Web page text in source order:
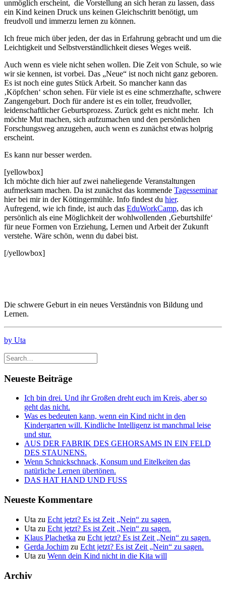
unmöglich erscheint, die Vorstellung an sich heran zu lassen, dass
ein Kind keinen Druck uns keinen Gleichschritt benötigt, um
freudvoll und immerzu lernen zu können.
Ich freue mich über jeden, der das in Erfahrung gebracht und um die
Leichtigkeit und Selbstverständlichkeit dieses Weges weiß.
Auch wenn es viele nicht sehen wollen. Die Zeit von Schule, so wie
wir sie kennen, ist vorbei. Das „Neue“ ist noch nicht ganz geboren.
Es ist noch eine gutes Stück Arbeit. So mancher kann das
‚Köpfchen‘ schon sehen. Für viele ist es eine schmerzhafte, schwere
Zangengeburt. Doch für andere ist es ein toller, freudvoller,
leidenschaftlicher Geburtsprozess. Zurück geht es nicht mehr. Ich
möchte Mut machen, sich aufzumachen und den persönlichen
Forschungsweg anzugehen, auch wenn es zunächst etwas holprig
erscheint.
Es kann nur besser werden.
[yellowbox]
Ich möchte dich hier auf zwei naheliegende Veranstaltungen
aufmerksam machen. Da ist zunächst das kommende Tagesseminar
hier bei mir in der Köttingermühle. Info findest du hier.
Aufregend, wie ich finde, ist auch das EduWorkCamp, das ich
persönlich als eine Möglichkeit der wohlwollenden ‚Geburtshilfe‘
für neue Formen von Erziehung, Lernen und Arbeit der Zukunft
verstehe. Wäre schön, wenn du dabei bist.
[/yellowbox]
Die schwere Geburt in ein neues Verständnis von Bildung und
Lernen.
by Uta
Neueste Beiträge
Ich bin drei. Und ihr Großen dreht euch im Kreis, aber so
geht das nicht.
Was es bedeuten kann, wenn ein Kind nicht in den
Kindergarten will. Kindliche Intelligenz ist manchmal leise
und stur.
AUS DER FABRIK DES GEHORSAMS IN EIN FELD
DES STAUNENS.
Wenn Schnickschnack, Konsum und Eitelkeiten das
natürliche Lernen übertönen.
DAS HAT HAND UND FUSS
Neueste Kommentare
Uta zu Echt jetzt? Es ist Zeit „Nein“ zu sagen.
Uta zu Echt jetzt? Es ist Zeit „Nein“ zu sagen.
Klaus Plachetka zu Echt jetzt? Es ist Zeit „Nein“ zu sagen.
Gerda Jochim zu Echt jetzt? Es ist Zeit „Nein“ zu sagen.
Uta zu Wenn dein Kind nicht in die Kita will
Archiv